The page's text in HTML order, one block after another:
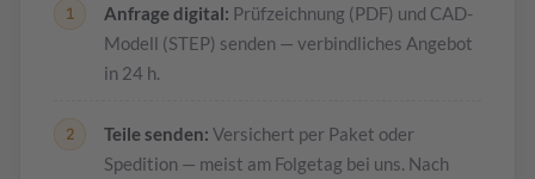
Anfrage digital: Prüfzeichnung (PDF) und CAD-
Modell (STEP) senden — verbindliches Angebot
in 24 h.
Teile senden: Versichert per Paket oder
Spedition — meist am Folgetag bei uns. Nach